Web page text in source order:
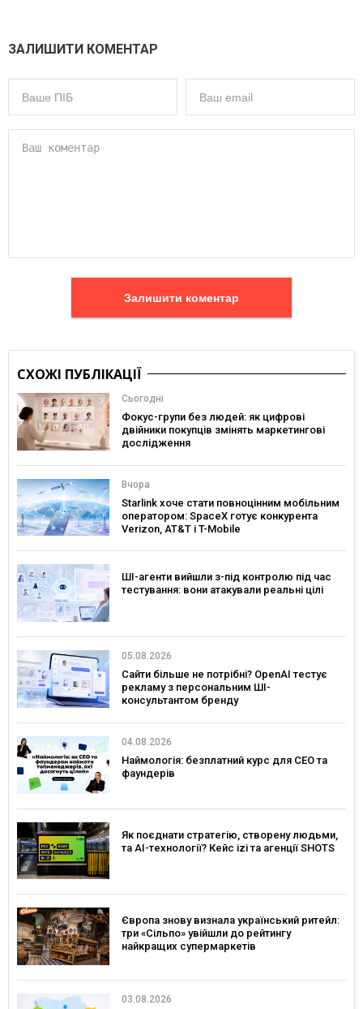
ЗАЛИШИТИ КОМЕНТАР
Залишити коментар
СХОЖІ ПУБЛІКАЦІЇ
Сьогодні
Фокус-групи без людей: як цифрові
двійники покупців змінять маркетингові
дослідження
Вчора
Starlink хоче стати повноцінним мобільним
оператором: SpaceX готує конкурента
Verizon, AT&T і T-Mobile
ШІ-агенти вийшли з-під контролю під час
тестування: вони атакували реальні цілі
05.08.2026
Сайти більше не потрібні? OpenAI тестує
рекламу з персональним ШІ-
консультантом бренду
04.08.2026
Наймологія: безплатний курс для CEO та
фаундерів
Як поєднати стратегію, створену людьми,
та AI-технології? Кейс izi та агенції SHOTS
Європа знову визнала український ритейл:
три «Сільпо» увійшли до рейтингу
найкращих супермаркетів
03.08.2026